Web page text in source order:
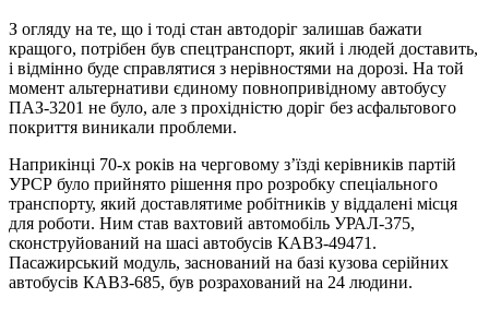
З огляду на те, що і тоді стан автодоріг залишав бажати
кращого, потрібен був спецтранспорт, який і людей доставить,
і відмінно буде справлятися з нерівностями на дорозі. На той
момент альтернативи єдиному повнопривідному автобусу
ПАЗ-3201 не було, але з прохідністю доріг без асфальтового
покриття виникали проблеми.
Наприкінці 70-х років на черговому з’їзді керівників партій
УРСР було прийнято рішення про розробку спеціального
транспорту, який доставлятиме робітників у віддалені місця
для роботи. Ним став вахтовий автомобіль УРАЛ-375,
сконструйований на шасі автобусів КАВЗ-49471.
Пасажирський модуль, заснований на базі кузова серійних
автобусів КАВЗ-685, був розрахований на 24 людини.